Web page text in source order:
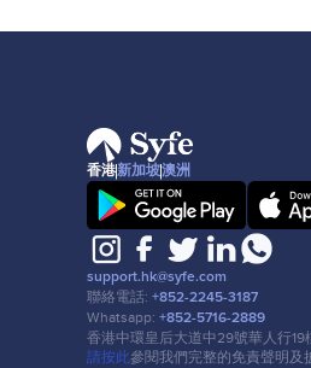
香港新加坡澳洲
support.hk@syfe.com
聯絡電話: +852-2245-3187
Whatsapp: +852-5716-2889
香港中環皇后⼤道中29號華⼈⾏19
請按此參閱我們完整的免責聲明及